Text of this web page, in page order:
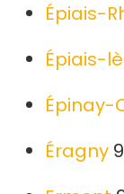
Épiais-
Épiais-
Épinay-
Éragny